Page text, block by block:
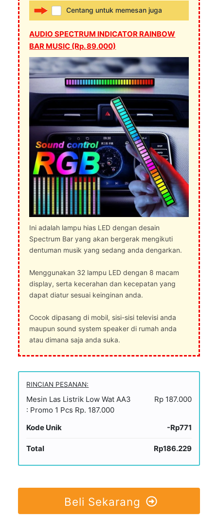
Centang untuk memesan juga
AUDIO SPECTRUM INDICATOR RAINBOW
BAR MUSIC (Rp. 89.000)
Ini adalah lampu hias LED dengan desain
Spectrum Bar yang akan bergerak mengikuti
dentuman musik yang sedang anda dengarkan.
Menggunakan 32 lampu LED dengan 8 macam
display, serta kecerahan dan kecepatan yang
dapat diatur sesuai keinginan anda.
Cocok dipasang di mobil, sisi-sisi televisi anda
maupun sound system speaker di rumah anda
atau dimana saja anda suka.
RINCIAN PESANAN:
Mesin Las Listrik Low Wat AA3
: Promo 1 Pcs Rp. 187.000
Rp 187.000
Kode Unik -Rp771
Total Rp186.229
Beli Sekarang